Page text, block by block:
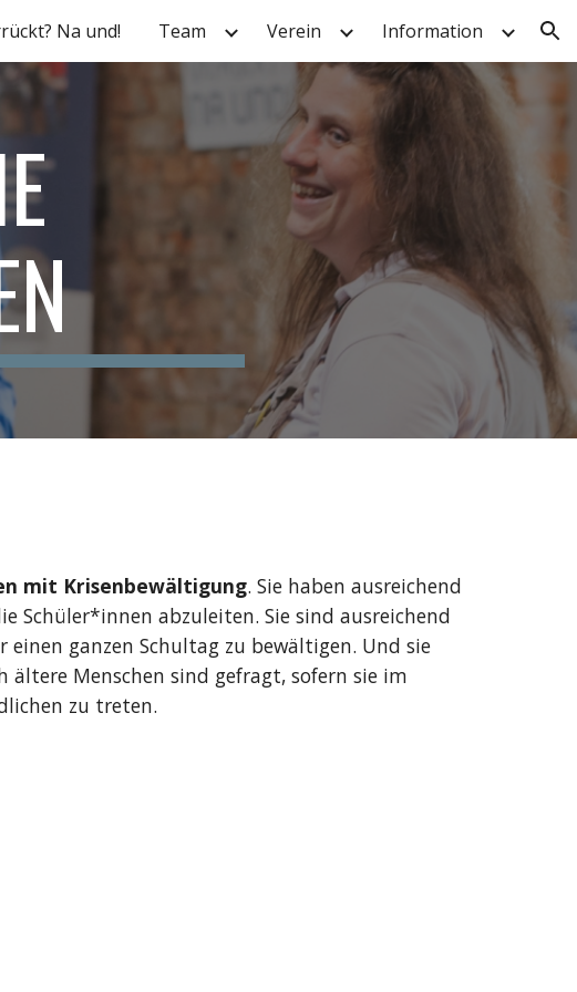
to navigation
Na und! Team Verein Information
mit Krisenbewältigung. Sie haben ausreichend
Schüler*innen abzuleiten. Sie sind ausreichend
ganzen Schultag zu bewältigen. Und sie
Menschen sind gefragt, sofern sie im
zu treten.